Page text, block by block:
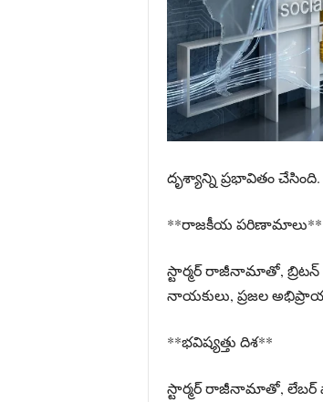
దృశ్యాన్ని ప్రభావితం చేసింది.
**రాజకీయ పరిణామాలు**
స్టార్మర్‌ రాజీనామాతో,
నాయకులు, ప్రజల
**భవిష్యత్తు దిశ**
స్టార్మర్‌ రాజీనామాతో, లేబర్‌